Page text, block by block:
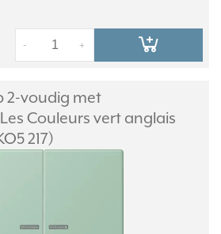
+
-
2-voudig met
Couleurs vert anglais
217)